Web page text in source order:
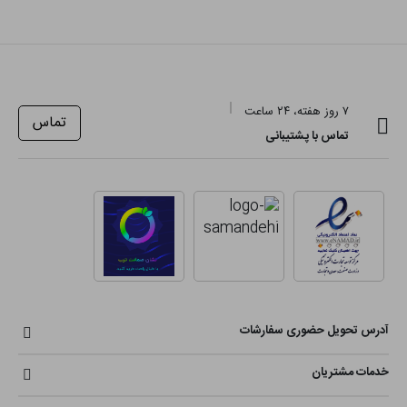
۷ روز هفته، ۲۴ ساعت
تماس با پشتیبانی
تماس
آدرس تحویل حضوری سفارشات
خدمات مشتریان